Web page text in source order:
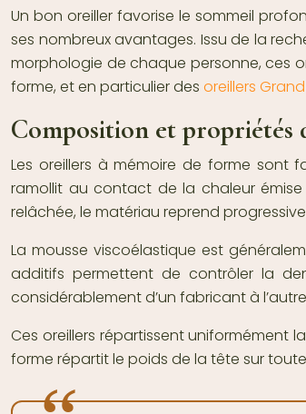
Un bon oreiller favorise le sommeil
ses nombreux avantages. Issu de la
morphologie de chaque personne, ces
forme, et en particulier des oreillers
Composition et propriétés
Les oreillers à mémoire de forme sont
ramollit au contact de la chaleur
relâchée, le matériau reprend
La mousse viscoélastique est
additifs permettent de contrôler la
considérablement d’un fabricant à
Ces oreillers répartissent uniformément
forme répartit le poids de la tête sur